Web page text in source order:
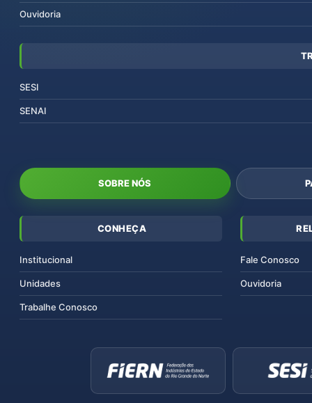
Ouvidoria
SESI
SENAI
SOBRE NÓS
CONHEÇA
Institucional
Unidades
Trabalhe Conosco
Fale Conosco
Ouvidoria